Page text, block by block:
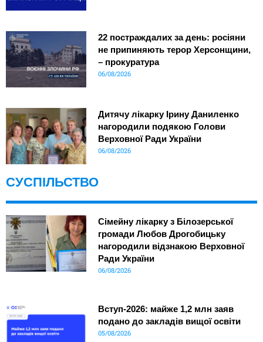
22 постраждалих за день: росіяни
не припиняють терор Херсонщини,
– прокуратура
06/08/2026
Дитячу лікарку Ірину Даниленко
нагородили подякою Голови
Верховної Ради України
06/08/2026
СУСПІЛЬСТВО
Сімейну лікарку з Білозерської
громади Любов Дрогобицьку
нагородили відзнакою Верховної
Ради України
06/08/2026
Вступ-2026: майже 1,2 млн заяв
подано до закладів вищої освіти
05/08/2026